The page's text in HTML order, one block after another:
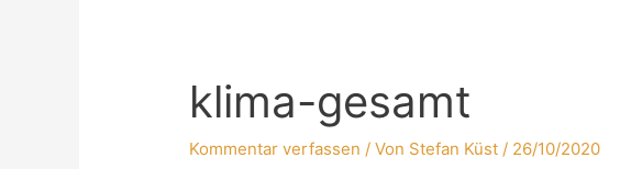
klima-gesamt
Kommentar verfassen / Von Stefan Küst / 26/10/2020